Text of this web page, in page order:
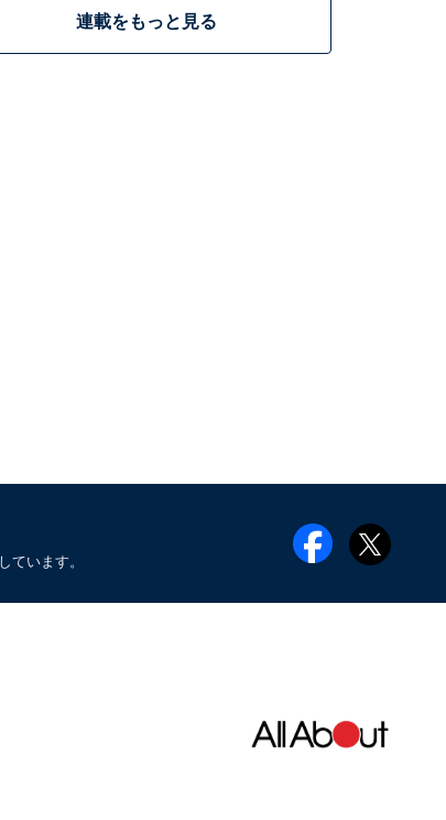
連載をもっと見る
います。